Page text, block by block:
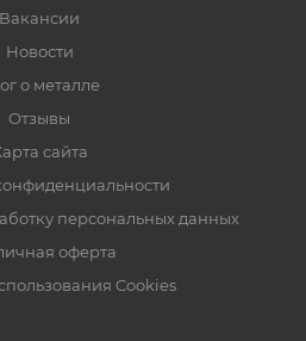
Вакансии
Новости
о металле
Отзывы
сайта
персональных данных
оферта
Cookies